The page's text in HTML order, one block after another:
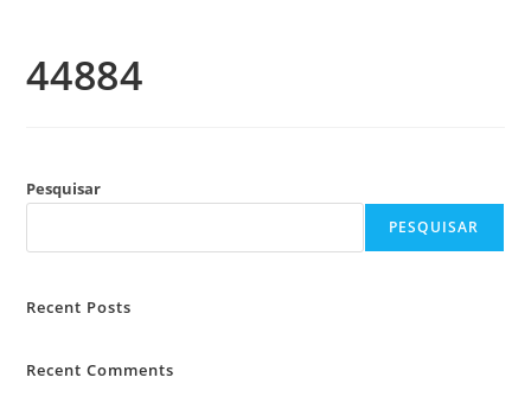
44884
Pesquisar
PESQUISAR
Recent Posts
Recent Comments